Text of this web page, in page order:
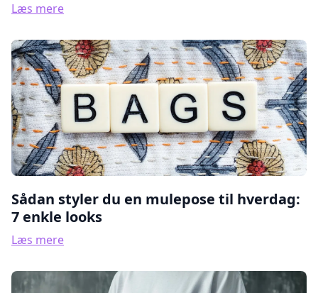
Læs mere
Sådan styler du en mulepose til hverdag:
7 enkle looks
Læs mere